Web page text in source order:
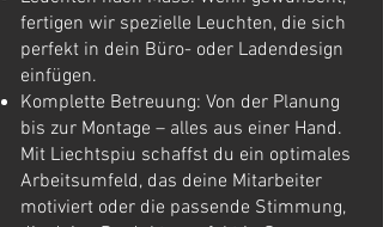
fertigen wir spezielle Leuchten, die sich
perfekt in dein Büro- oder Ladendesign
einfügen.
Komplette Betreuung: Von der Planung
bis zur Montage – alles aus einer Hand.
Mit Liechtspiu schaffst du ein optimales
Arbeitsumfeld, das deine Mitarbeiter
motiviert oder die passende Stimmung,